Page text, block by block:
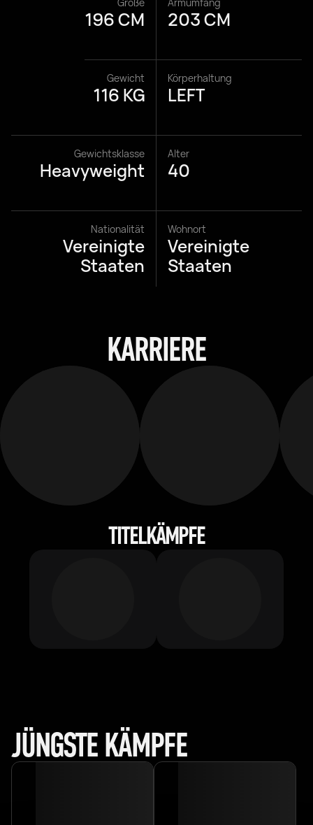
196 CM 203 CM
Gewicht
116 KG
Körperhaltung
LEFT
Gewichtsklasse
Heavyweight
Alter
40
Nationalität
Vereinigte
Staaten
Wohnort
Vereinigte
Staaten
KARRIERE
TITELKÄMPFE
JÜNGSTE KÄMPFE